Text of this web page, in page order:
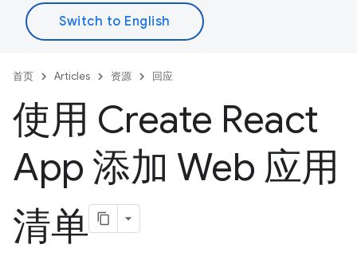
首页 Articles 资源 回应
使用 Create React
App 添加 Web 应用
清单